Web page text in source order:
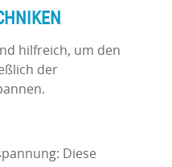
hilfreich, um den
der
Diese